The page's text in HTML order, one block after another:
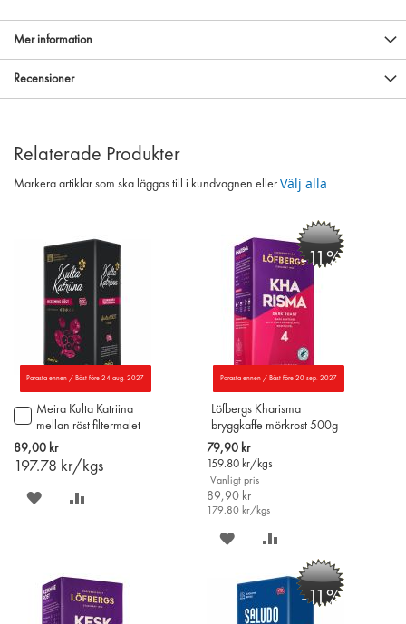
Mer information
Recensioner
Relaterade Produkter
Markera artiklar som ska läggas till i kundvagnen eller Välj alla
Parasta ennen / Bäst före 24 aug. 2027
Meira Kulta Katriina
mellan röst filtermalet
kaffe 450g
89,00 kr
197.78 kr/kgs
Lägg
till
i
varukorgen
SPARA
-11%
Parasta ennen / Bäst före 20 sep. 2027
Löfbergs Kharisma
bryggkaffe mörkrost 500g
(Större 500g förpackning)
Special
Price
79,90 kr
159.80 kr/kgs
Vanligt pris
89,90 kr
179.80 kr/kgs
SPARA
ÖNSKELISTAN
JÄMFÖR
-11%